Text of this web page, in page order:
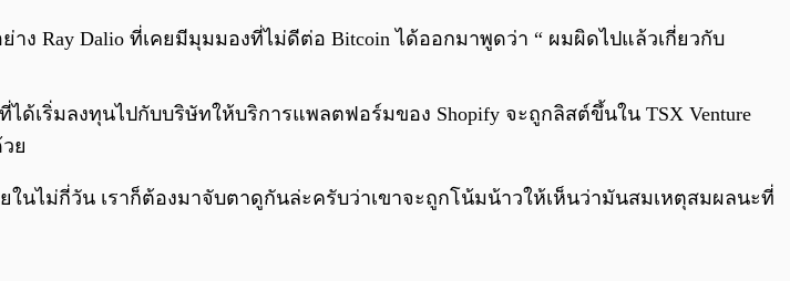
Ray Dalio ที่เคยมีมุมมองที่ไม่ดีต่อ Bitcoin ได้ออกมาพูดว่า “ ผมผิดไปแล้วเกี่ยวกับ
ได้เริ่มลงทุนไปกับบริษัทให้บริการแพลตฟอร์มของ Shopify จะถูกลิสต์ขึ้นใน TSX Venture
ย
นไม่กี่วัน เราก็ต้องมาจับตาดูกันล่ะครับว่าเขาจะถูกโน้มน้าวให้เห็นว่ามันสมเหตุสมผลนะที่